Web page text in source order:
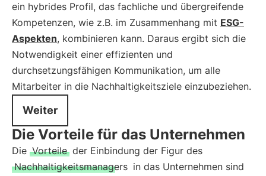
ein hybrides Profil, das fachliche und übergreifende
Kompetenzen, wie z.B. im Zusammenhang mit ESG-
Aspekten, kombinieren kann. Daraus ergibt sich die
Notwendigkeit einer effizienten und
durchsetzungsfähigen Kommunikation, um alle
Mitarbeiter in die Nachhaltigkeitsziele einzubeziehen.
Weiter
Die Vorteile für das Unternehmen
Die Vorteile der Einbindung der Figur des
Nachhaltigkeitsmanagers in das Unternehmen sind